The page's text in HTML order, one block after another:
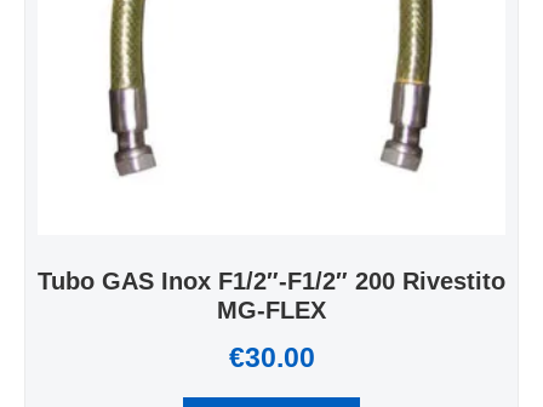
Tubo GAS Inox F1/2″-F1/2″ 200 Rivestito
MG-FLEX
€30.00